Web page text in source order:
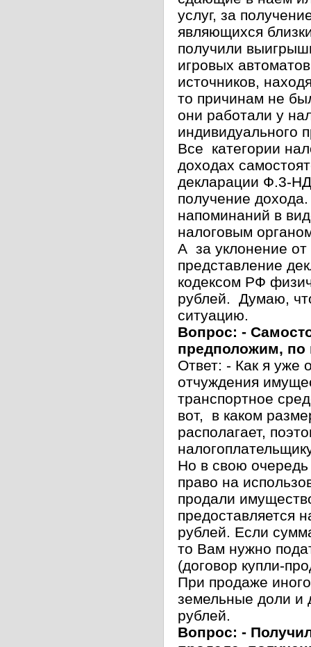
услуг, за
являющихся
получили
игровых
источников,
то причинам не
они работали у
индивидуального
Все категории
доходах
декларации Ф.3-
получение
напоминаний в
налоговым
А за уклонение от
представление
кодексом РФ
рублей. Думаю,
ситуацию.
Вопрос: -
предположим, по
Ответ: - Как я уже
отчуждения
транспортное
вот, в каком
располагает,
Но в свою очередь
право на
продали
предоставляется
рублей. Если
то Вам нужно
(договор купли-
При продаже
земельные доли и
рублей.
Вопрос: -